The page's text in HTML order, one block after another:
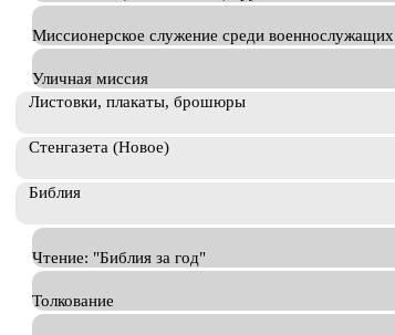
Миссионерское служение среди военнослужащих
Уличная миссия
Листовки, плакаты, брошюры
Стенгазета (Новое)
Библия
Чтение: "Библия за год"
Толкование